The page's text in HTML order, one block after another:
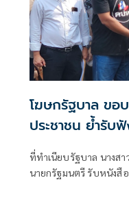
โฆษกรัฐบาล ข
ประชาชน ย้ำรับ
ที่ทำเนียบรัฐบาล นางสา
นายกรัฐมนตรี รับหนังสื